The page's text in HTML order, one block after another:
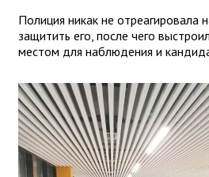
Полиция никак не отреагировала
защитить его, после чего
местом для наблюдения и